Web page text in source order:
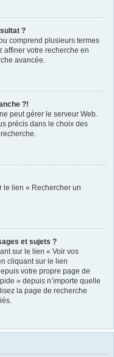
?
comprend plusieurs termes
affiner votre recherche en
avancée.
?!
peut gérer le serveur Web.
précis dans le choix des
le lien « Rechercher un
et sujets ?
sur le lien « Voir vos
cliquant sur le lien
votre propre page de
» depuis n’importe quelle
la page de recherche